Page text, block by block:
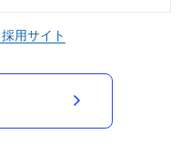
採用サイト